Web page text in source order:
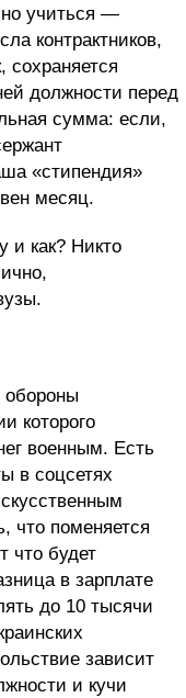
учиться —
контрактников,
сохраняется
должности перед
сумма: если,
«стипендия»
месяц.
и как? Никто
обороны
которого
военным. Есть
в соцсетях
что поменяется
что будет
в зарплате
до 10 тысячи
зависит
и кучи